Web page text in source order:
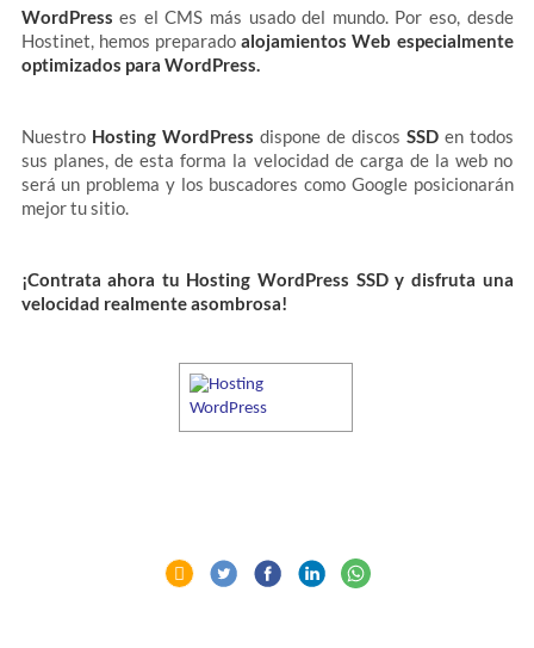
WordPresses el CMS más usado del mundo. Por eso, desde
Hostinet, hemos preparadoalojamientos Web especialmente
optimizados para WordPress.
Nuestro Hosting WordPress dispone de discos SSDen todos
sus planes, de esta forma la velocidad de carga de la web no
será un problema y los buscadores como Google posicionarán
mejor tu sitio.
¡Contrata ahora tu Hosting WordPress SSD y disfruta una
velocidad realmente asombrosa!